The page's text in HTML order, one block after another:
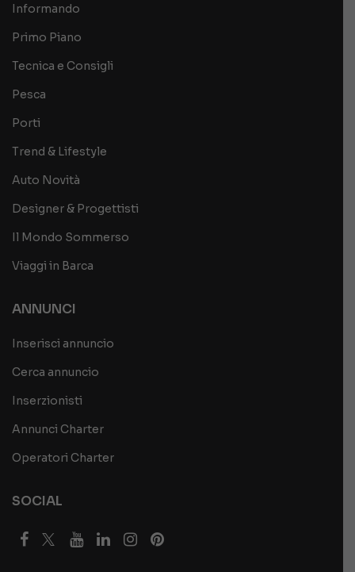
Informando
Primo Piano
Tecnica e Consigli
Pesca
Porti
Trend & Lifestyle
Auto Novità
Designer & Progettisti
Il Mondo Sommerso
Viaggi in Barca
ANNUNCI
Inserisci annuncio
Cerca annuncio
Inserzionisti
Annunci Charter
Operatori Charter
SOCIAL